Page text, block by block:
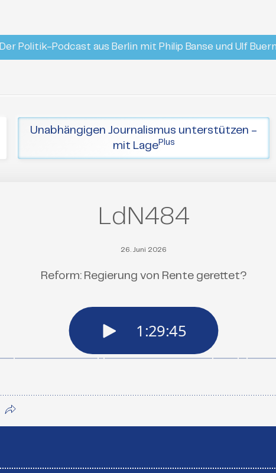
Der Politik-Podcast aus Berlin mit Philip Banse und Ulf
Unabhängigen Journalismus unterstützen -
mit LagePlus
LdN484
26. Juni 2026
Reform: Regierung von Rente gerettet?